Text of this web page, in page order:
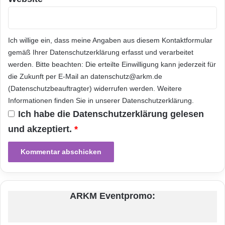
Output) ist eine Technologie, bei der die
Anzahl der Sende- und Empfangsantennen
massiv erhöht wird. Durch die hohe Zahl an
Antennenelementen – in einer 5G Antenne
sind das bis zu 64 – kann Massive MIMO eine
sehr viel präzisere und auf den Nutzer
ausgerichtete Verbindung erzeugen. Mit Hilfe
einer intelligenten Antennentechnik, dem so
Sendeantennen optimal ausgerichtet. Dadurch
kann das Frequenzspektrum viel effizienter als
Ich willige ein, dass meine Angaben aus diesem Kontaktformular
gemäß Ihrer Datenschutzerklärung erfasst und verarbeitet
werden. Bitte beachten: Die erteilte Einwilligung kann jederzeit für
die Zukunft per E-Mail an datenschutz@arkm.de
(Datenschutzbeauftragter) widerrufen werden. Weitere
Informationen finden Sie in unserer Datenschutzerklärung
Ich habe die Datenschutzerklärung gelesen
und akzeptiert. *
ARKM Eventpromo: